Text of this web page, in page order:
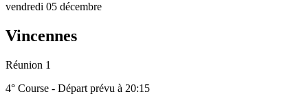
vendredi 05 décembre
Vincennes
Réunion 1
4° Course - Départ prévu à 20:15